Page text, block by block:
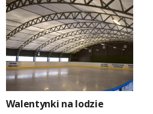
Walentynki na lodzie